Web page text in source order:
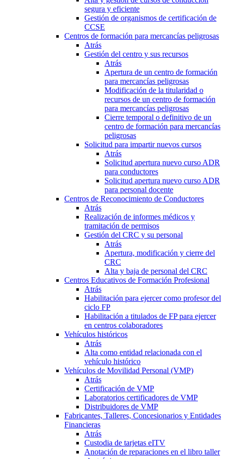
segura y eficiente
Gestión de organismos de certificación de
CCSE
Centros de formación para mercancías peligrosas
Atrás
Gestión del centro y sus recursos
Atrás
Apertura de un centro de formación
para mercancías peligrosas
Modificación de la titularidad o
recursos de un centro de formación
para mercancías peligrosas
Cierre temporal o definitivo de un
centro de formación para mercancías
peligrosas
Solicitud para impartir nuevos cursos
Atrás
Solicitud apertura nuevo curso ADR
para conductores
Solicitud apertura nuevo curso ADR
para personal docente
Centros de Reconocimiento de Conductores
Atrás
Realización de informes médicos y
tramitación de permisos
Gestión del CRC y su personal
Atrás
Apertura, modificación y cierre del
CRC
Alta y baja de personal del CRC
Centros Educativos de Formación Profesional
Atrás
Habilitación para ejercer como profesor del
ciclo FP
Habilitación a titulados de FP para ejercer
en centros colaboradores
Vehículos históricos
Atrás
Alta como entidad relacionada con el
vehículo histórico
Vehículos de Movilidad Personal (VMP)
Atrás
Certificación de VMP
Laboratorios certificadores de VMP
Distribuidores de VMP
Fabricantes, Talleres, Concesionarios y Entidades
Financieras
Atrás
Custodia de tarjetas eITV
Anotación de reparaciones en el libro taller